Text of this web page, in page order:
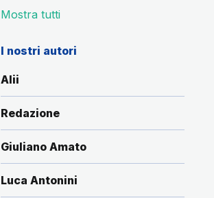
Mostra tutti
I nostri autori
Alii
Redazione
Giuliano Amato
Luca Antonini